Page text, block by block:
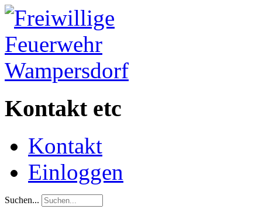
Kontakt etc
Kontakt
Einloggen
Suchen...